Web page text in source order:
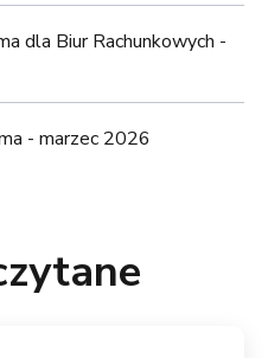
dla Biur Rachunkowych -
- marzec 2026